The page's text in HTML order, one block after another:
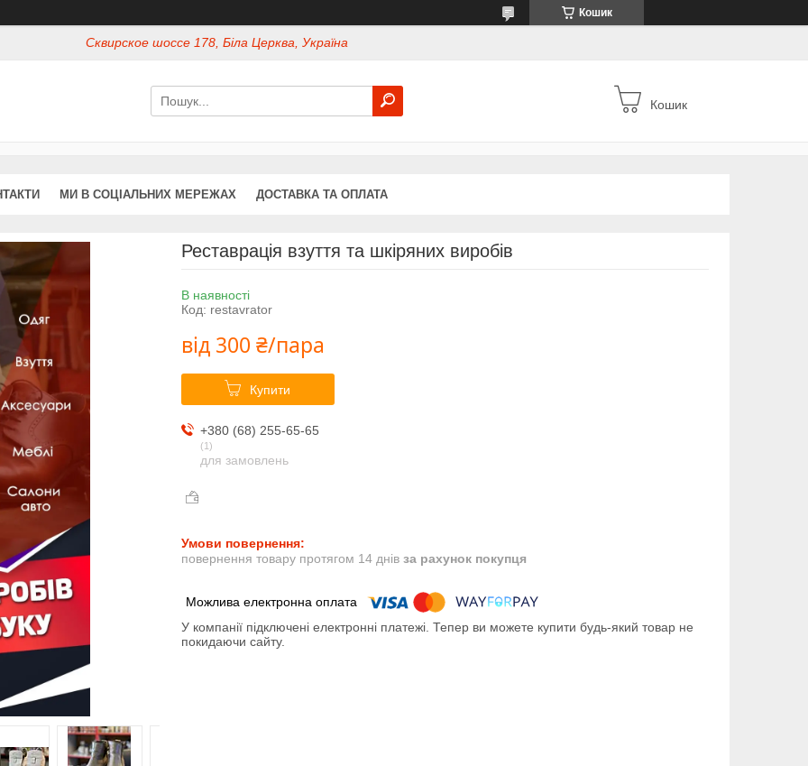
Кошик
Сквирское шоссе 178, Біла Церква, Україна
Кошик
МИ В СОЦІАЛЬНИХ МЕРЕЖАХ ДОСТАВКА ТА ОПЛАТА
Реставрація взуття та шкіряних виробів
В наявності
Код: restavrator
від 300 ₴/пара
Купити
+380 (68) 255-65-65
1
для замовлень
повернення товару протягом 14 днів за рахунок покупця
У компанії підключені електронні платежі. Тепер ви можете купити будь-який товар не
покидаючи сайту.